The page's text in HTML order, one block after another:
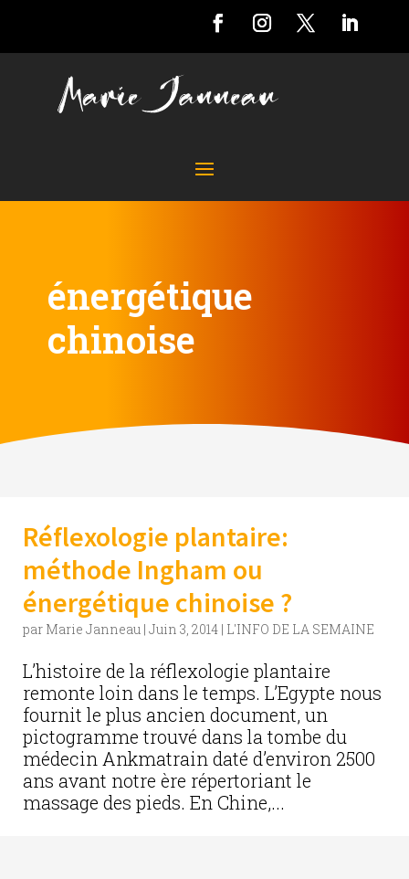
énergétique
chinoise
Réflexologie plantaire:
méthode Ingham ou
énergétique chinoise ?
par Marie Janneau | Juin 3, 2014 | L'INFO DE LA SEMAINE
L’histoire de la réflexologie plantaire
remonte loin dans le temps. L’Egypte nous
fournit le plus ancien document, un
pictogramme trouvé dans la tombe du
médecin Ankmatrain daté d’environ 2500
ans avant notre ère répertoriant le
massage des pieds. En Chine,...